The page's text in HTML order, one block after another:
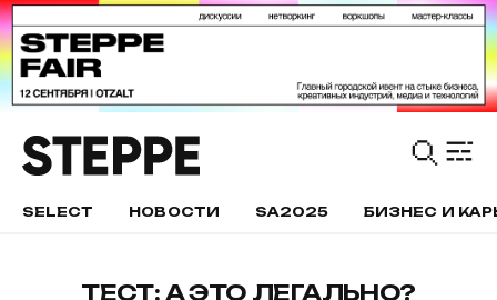
SELECT НОВОСТИ SA2025 БИЗНЕС И
ТЕСТ: А ЭТО ЛЕГАЛЬНО?